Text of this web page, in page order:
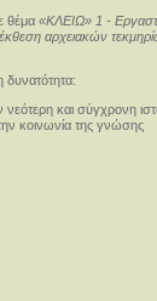
θέμα «ΚΛΕΙΩ» 1 -
αρχειακών
δυνατότητα:
νεότερη και σύγχρονη
κοινωνία της γνώσης